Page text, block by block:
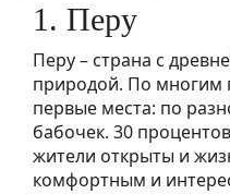
1. Перу
Перу – страна с
природой. По многим
первые места: по
бабочек. 30
жители открыты и
комфортным и